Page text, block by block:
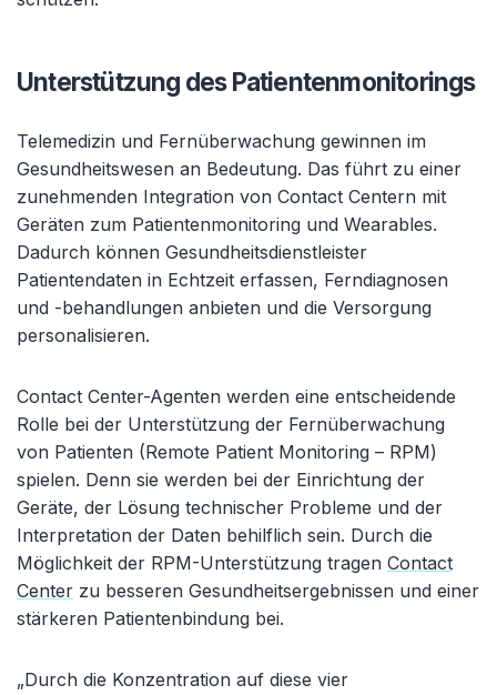
Unterstützung des Patientenmonitorings
Telemedizin und Fernüberwachung gewinnen im
Gesundheitswesen an Bedeutung. Das führt zu einer
zunehmenden Integration von Contact Centern mit
Geräten zum Patientenmonitoring und Wearables.
Dadurch können Gesundheitsdienstleister
Patientendaten in Echtzeit erfassen, Ferndiagnosen
und -behandlungen anbieten und die Versorgung
personalisieren.
Contact Center-Agenten werden eine entscheidende
Rolle bei der Unterstützung der Fernüberwachung
von Patienten (Remote Patient Monitoring – RPM)
spielen. Denn sie werden bei der Einrichtung der
Geräte, der Lösung technischer Probleme und der
Interpretation der Daten behilflich sein. Durch die
Möglichkeit der RPM-Unterstützung tragen Contact
Center zu besseren Gesundheitsergebnissen und einer
stärkeren Patientenbindung bei.
„Durch die Konzentration auf diese vier